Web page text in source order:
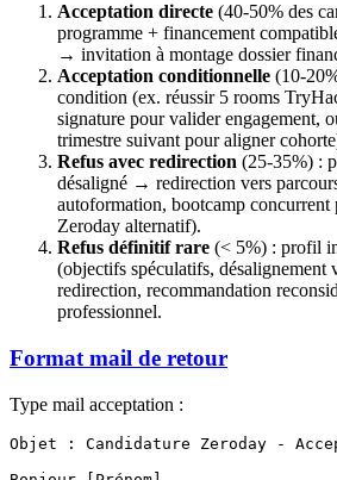
Acceptation directe (40-50% des
programme + financement
→ invitation à montage dossier
Acceptation conditionnelle (10-
condition (ex. réussir 5 rooms
signature pour valider engagement,
trimestre suivant pour aligner
Refus avec redirection (25-35%) :
désaligné → redirection vers
autoformation, bootcamp concurrent
Zeroday alternatif).
Refus définitif rare (< 5%) : profil
(objectifs spéculatifs,
redirection, recommandation
professionnel.
Format mail de retour
Type mail acceptation :
Objet : Candidature Zeroday -